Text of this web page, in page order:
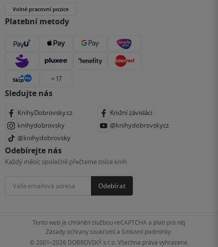
Volné pracovní pozice
Platební metody
+ 17
Sledujte nás
KnihyDobrovsky.cz
Knižní závisláci
knihydobrovsky
@knihydobrovskycz
@knihydobrovsky
Odebírejte nás
Každý měsíc společně přečteme tisíce knih
Odebírat
Tento web je chráněn službou reCAPTCHA a platí pro něj
Zásady ochrany soukromía Smluvní podmínky
© 2001–2026 DOBROVSKÝ s.r.o. Všechna práva vyhrazena.